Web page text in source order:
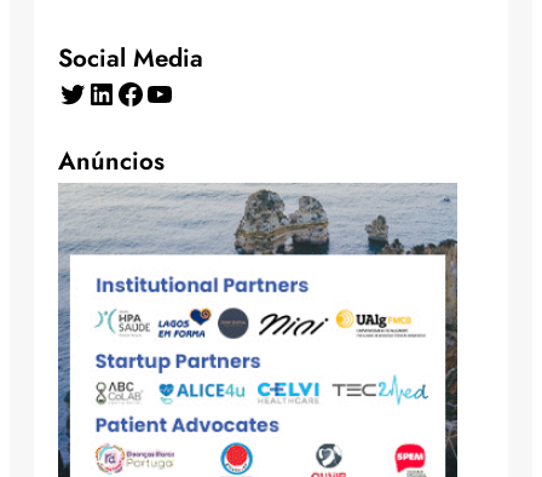
Social Media
Twitter LinkedIn Facebook YouTube
Anúncios